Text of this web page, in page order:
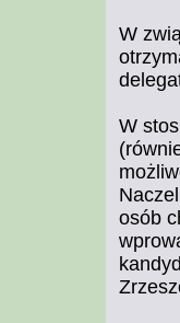
W
W
osób